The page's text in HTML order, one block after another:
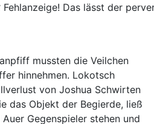
Fehlanzeige! Das lässt der
mussten die Veilchen
hinnehmen. Lokotsch
von Joshua Schwirten
das Objekt der Begierde, ließ
Gegenspieler stehen und